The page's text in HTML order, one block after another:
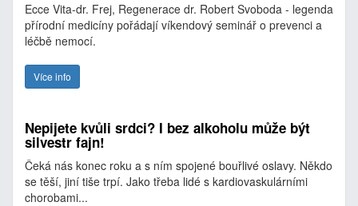
Ecce Vita-dr. Frej, Regenerace dr. Robert Svoboda - legenda
přírodní medicíny pořádají víkendový seminář o prevenci a
léčbě nemocí.
Více info
Nepijete kvůli srdci? I bez alkoholu může být
silvestr fajn!
Čeká nás konec roku a s ním spojené bouřlivé oslavy. Někdo
se těší, jiní tiše trpí. Jako třeba lidé s kardiovaskulárními
chorobami...